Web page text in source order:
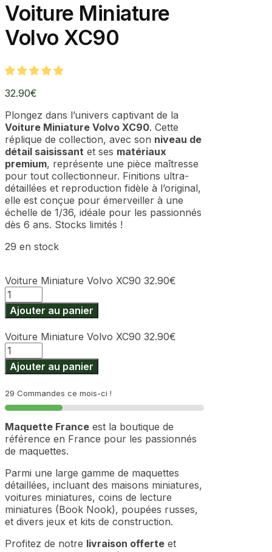
Voiture Miniature
Volvo XC90
32.90€
Plongez dans l’univers captivant de la
Voiture Miniature Volvo XC90. Cette
réplique de collection, avec son niveau de
détail saisissant et ses matériaux
premium, représente une pièce maîtresse
pour tout collectionneur. Finitions ultra-
détaillées et reproduction fidèle à l’original,
elle est conçue pour émerveiller à une
échelle de 1/36, idéale pour les passionnés
dès 6 ans. Stocks limités !
29 en stock
Voiture Miniature Volvo XC90 32.90€
quantité
de
Voiture
Volvo
XC90
Ajouter au panier
Voiture Miniature Volvo XC90 32.90€
quantité
de
Voiture
Volvo
XC90
Ajouter au panier
29 Commandes ce mois-ci !
Maquette France est la boutique de
référence en France pour les passionnés
de maquettes.
Parmi une large gamme de maquettes
détaillées, incluant des maisons miniatures,
voitures miniatures, coins de lecture
miniatures (Book Nook), poupées russes,
et divers jeux et kits de construction.
Profitez de notre livraison offerte et